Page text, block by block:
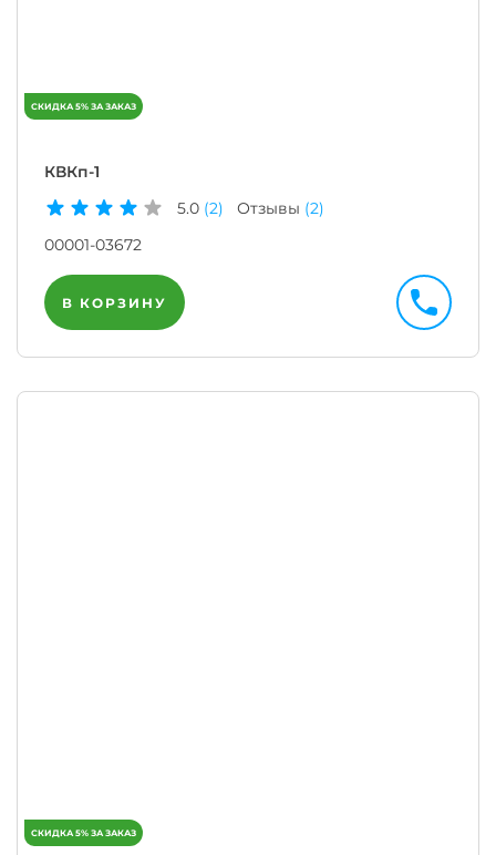
КВКп-1
5.0 (2) Отзывы (2)
00001-03672
В КОРЗИНУ